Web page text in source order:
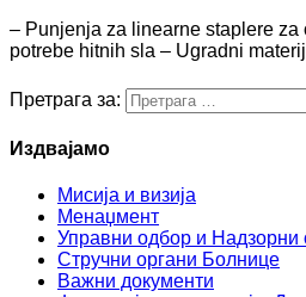
– Punjenja za linearne staplere za
potrebe hitnih sla – Ugradni
Претрага за:
Издвајамо
Мисија и визија
Менаџмент
Управни одбор и Надзорни
Стручни органи Болнице
Важни документи